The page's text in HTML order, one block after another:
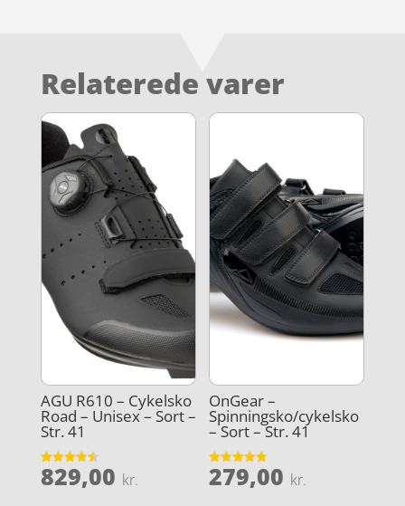
Relaterede varer
AGU R610 – Cykelsko
Road – Unisex – Sort –
Str. 41
Vurderet
4.5
829,00 kr.
OnGear –
Spinningsko/cykelsko
– Sort – Str. 41
Vurderet
4.8
279,00 kr.